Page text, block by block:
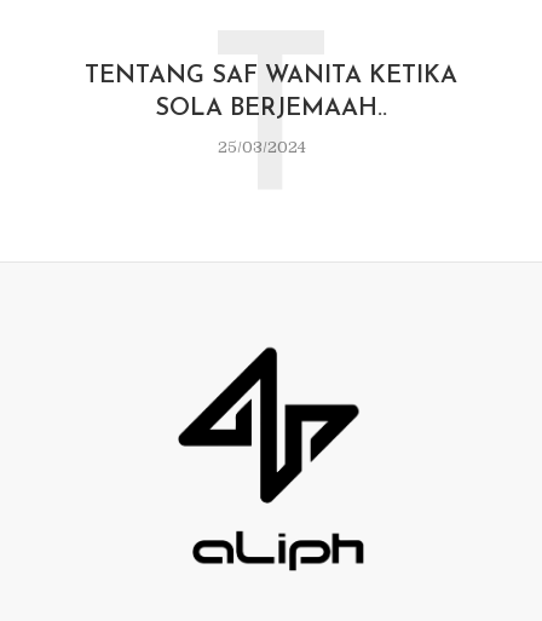
TENTANG SAF WANITA KETIKA
SOLA BERJEMAAH..
25/03/2024
T